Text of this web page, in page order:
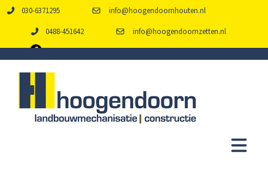
030-6371295 info@hoogendoornhouten.nl
0488-451642 info@hoogendoornzetten.nl